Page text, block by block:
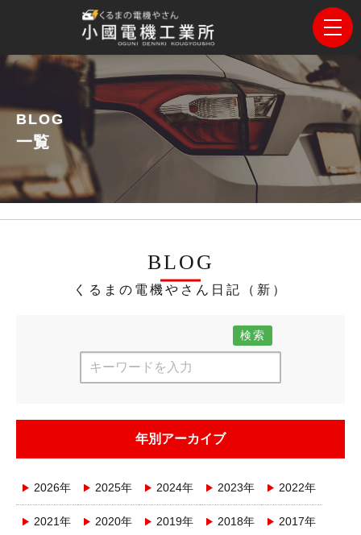
BLOG
一覧
BLOG
くるまの電機やさん日記（新）
検索
年別アーカイブ
2026年 2025年 2024年 2023年 2022年
2021年 2020年 2019年 2018年 2017年